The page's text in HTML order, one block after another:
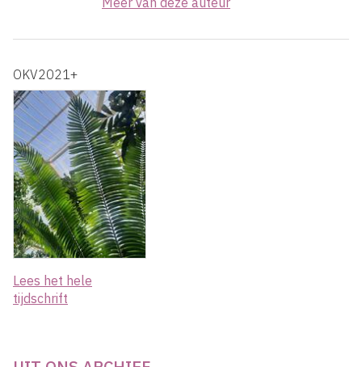
OKV2021+
Lees het hele
tijdschrift